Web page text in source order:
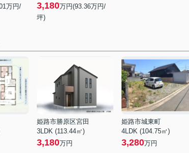
万円/
3,180万円(93.36万円/
坪)
姫路市勝原区宮田
3LDK (113.44㎡)
3,180万円
姫路市城東町
4LDK (104.75㎡)
3,280万円